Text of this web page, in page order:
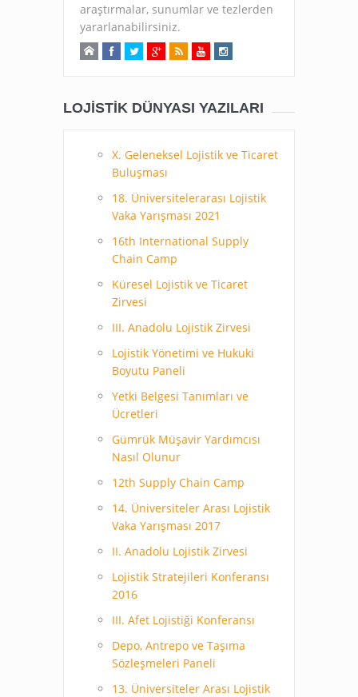
araştırmalar, sunumlar ve tezlerden
yararlanabilirsiniz.
LOJISTIK DÜNYASI YAZILARI
X. Geleneksel Lojistik ve Ticaret
Buluşması
18. Üniversitelerarası Lojistik
Vaka Yarışması 2021
16th International Supply
Chain Camp
Küresel Lojistik ve Ticaret
Zirvesi
III. Anadolu Lojistik Zirvesi
Lojistik Yönetimi ve Hukuki
Boyutu Paneli
Yetki Belgesi Tanımları ve
Ücretleri
Gümrük Müşavir Yardımcısı
Nasıl Olunur
12th Supply Chain Camp
14. Üniversiteler Arası Lojistik
Vaka Yarışması 2017
II. Anadolu Lojistik Zirvesi
Lojistik Stratejileri Konferansı
2016
III. Afet Lojistiği Konferansı
Depo, Antrepo ve Taşıma
Sözleşmeleri Paneli
13. Üniversiteler Arası Lojistik